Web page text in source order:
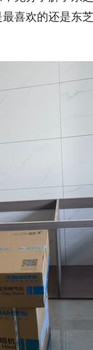
喜欢的还是东